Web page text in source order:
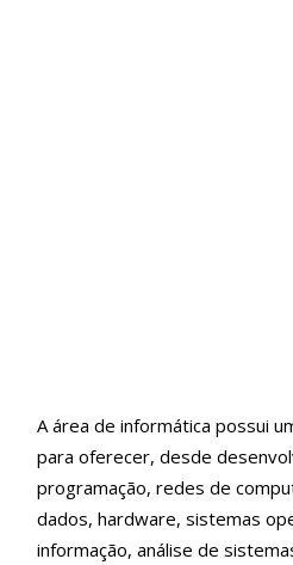
A área de informática possui
para oferecer, desde
programação, redes de
dados, hardware, sistemas
informação, análise de